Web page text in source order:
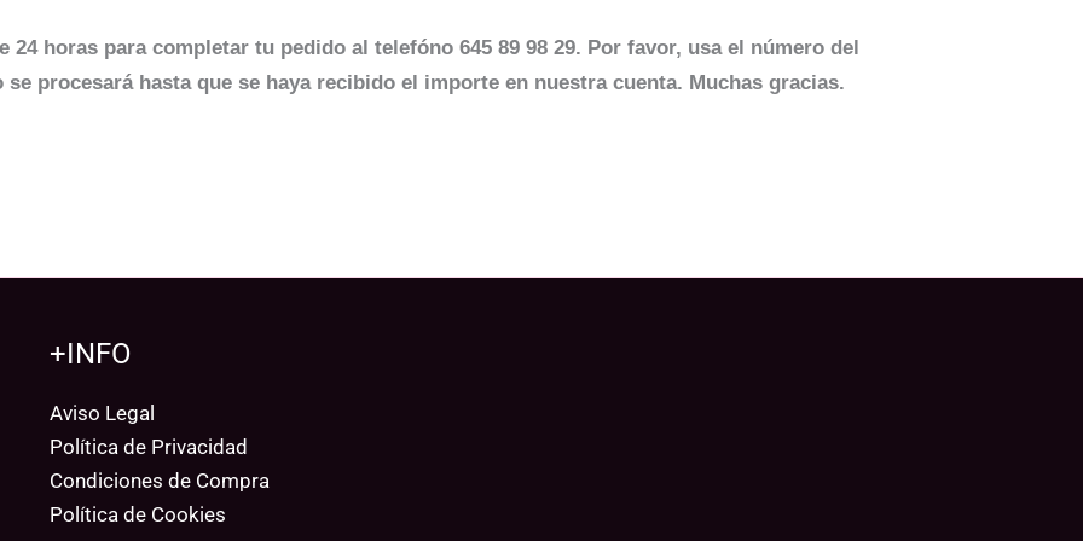
horas para completar tu pedido al telefóno 645 89 98 29. Por favor, usa el número del
procesará hasta que se haya recibido el importe en nuestra cuenta. Muchas gracias.
+INFO
Aviso Legal
Política de Privacidad
Condiciones de Compra
Política de Cookies